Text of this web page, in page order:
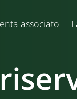
associato